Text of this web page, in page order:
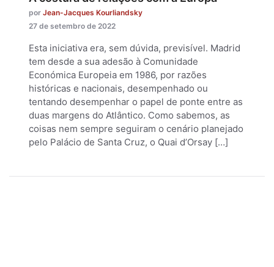
por Jean-Jacques Kourliandsky
27 de setembro de 2022
Esta iniciativa era, sem dúvida, previsível. Madrid
tem desde a sua adesão à Comunidade
Económica Europeia em 1986, por razões
históricas e nacionais, desempenhado ou
tentando desempenhar o papel de ponte entre as
duas margens do Atlântico. Como sabemos, as
coisas nem sempre seguiram o cenário planejado
pelo Palácio de Santa Cruz, o Quai d’Orsay […]